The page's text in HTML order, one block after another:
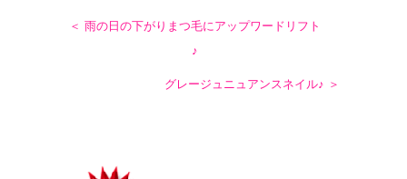
＜ 雨の日の下がりまつ毛にアップワードリフト
♪
グレージュニュアンスネイル♪ ＞